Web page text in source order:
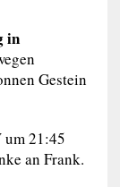
in
Gestein
um 21:45
an Frank.